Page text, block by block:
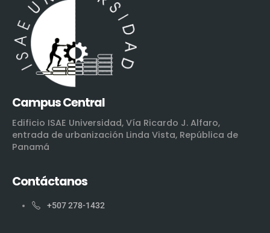
Campus Central
Edificio ISAE Universidad, Vía Ricardo J. Alfaro,
entrada de urbanización Linda Vista, República de
Panamá
Contáctanos
+507 278-1432